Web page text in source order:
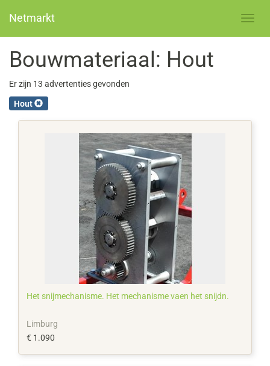
Netmarkt
Bouwmateriaal: Hout
Er zijn 13 advertenties gevonden
Hout
Het snijmechanisme. Het mechanisme vaen het snijdn.
Limburg
€ 1.090